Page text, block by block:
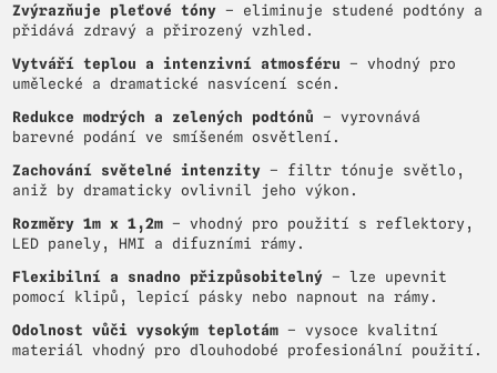
Zvýrazňuje pleťové tóny – eliminuje studené podtóny a
přidává zdravý a přirozený vzhled.
Vytváří teplou a intenzivní atmosféru – vhodný pro
umělecké a dramatické nasvícení scén.
Redukce modrých a zelených podtónů – vyrovnává
barevné podání ve smíšeném osvětlení.
Zachování světelné intenzity – filtr tónuje světlo,
aniž by dramaticky ovlivnil jeho výkon.
Rozměry 1m x 1,2m – vhodný pro použití s reflektory,
LED panely, HMI a difuzními rámy.
Flexibilní a snadno přizpůsobitelný – lze upevnit
pomocí klipů, lepicí pásky nebo napnout na rámy.
Odolnost vůči vysokým teplotám – vysoce kvalitní
materiál vhodný pro dlouhodobé profesionální použití.